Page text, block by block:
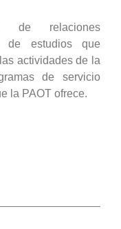
de relaciones
de estudios que
actividades de la
de servicio
la PAOT ofrece.